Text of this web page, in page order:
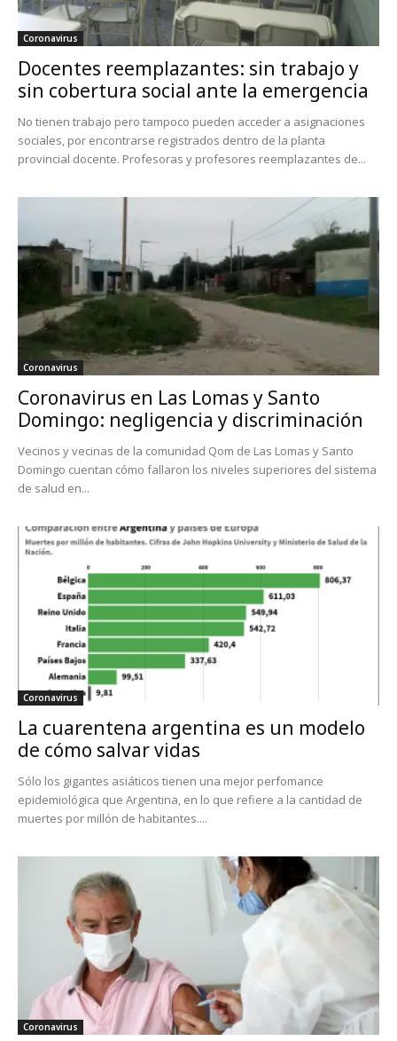
Coronavirus
Docentes reemplazantes: sin trabajo y
sin cobertura social ante la emergencia
No tienen trabajo pero tampoco pueden acceder a asignaciones
sociales, por encontrarse registrados dentro de la planta
provincial docente. Profesoras y profesores reemplazantes de...
Coronavirus
Coronavirus en Las Lomas y Santo
Domingo: negligencia y discriminación
Vecinos y vecinas de la comunidad Qom de Las Lomas y Santo
Domingo cuentan cómo fallaron los niveles superiores del sistema
de salud en...
Coronavirus
La cuarentena argentina es un modelo
de cómo salvar vidas
Sólo los gigantes asiáticos tienen una mejor perfomance
epidemiológica que Argentina, en lo que refiere a la cantidad de
muertes por millón de habitantes....
Coronavirus